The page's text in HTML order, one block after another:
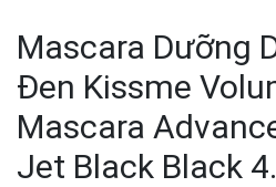
Mascara Dưỡng
Đen Kissme
Mascara
Jet Black Black